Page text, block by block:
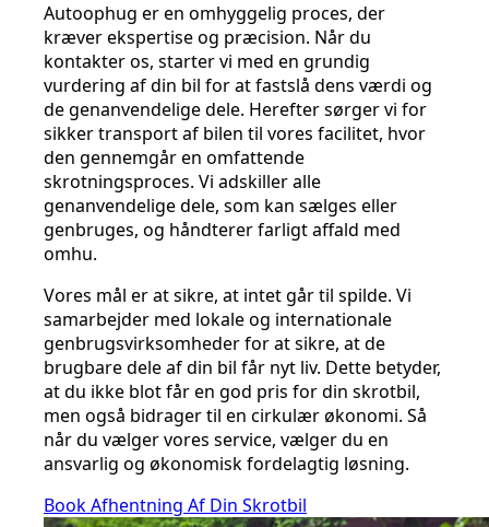
Autoophug er en omhyggelig proces, der
kræver ekspertise og præcision. Når du
kontakter os, starter vi med en grundig
vurdering af din bil for at fastslå dens værdi og
de genanvendelige dele. Herefter sørger vi for
sikker transport af bilen til vores facilitet, hvor
den gennemgår en omfattende
skrotningsproces. Vi adskiller alle
genanvendelige dele, som kan sælges eller
genbruges, og håndterer farligt affald med
omhu.
Vores mål er at sikre, at intet går til spilde. Vi
samarbejder med lokale og internationale
genbrugsvirksomheder for at sikre, at de
brugbare dele af din bil får nyt liv. Dette betyder,
at du ikke blot får en god pris for din skrotbil,
men også bidrager til en cirkulær økonomi. Så
når du vælger vores service, vælger du en
ansvarlig og økonomisk fordelagtig løsning.
Book Afhentning Af Din Skrotbil